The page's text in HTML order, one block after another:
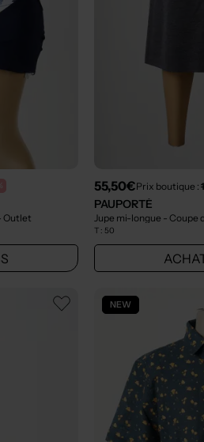
Outlet
55,50€Prix boutique :
PAUPORTÉ
Jupe mi-longue - Coupe
T : 50
NEW